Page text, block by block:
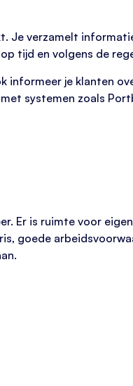
Je verzamelt
tijd en volgens de
informeer je klanten
systemen zoals
Er is ruimte voor
goede